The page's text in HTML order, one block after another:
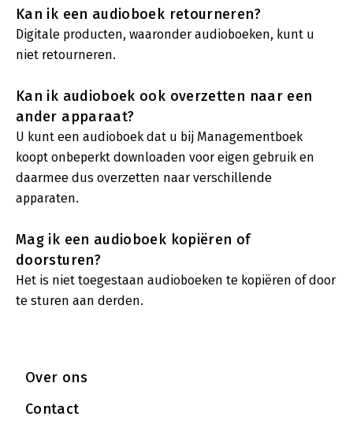
Over ons
Contact
Kan ik een audioboek retourneren?
Digitale producten, waaronder audioboeken, kunt u
niet retourneren.
Kan ik audioboek ook overzetten naar een
ander apparaat?
U kunt een audioboek dat u bij Managementboek
koopt onbeperkt downloaden voor eigen gebruik en
daarmee dus overzetten naar verschillende
apparaten.
Mag ik een audioboek kopiëren of
doorsturen?
Het is niet toegestaan audioboeken te kopiëren of door
te sturen aan derden.